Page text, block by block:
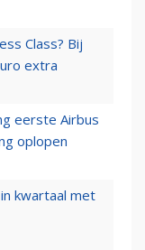
Class? Bij
extra
eerste Airbus
oplopen
kwartaal met